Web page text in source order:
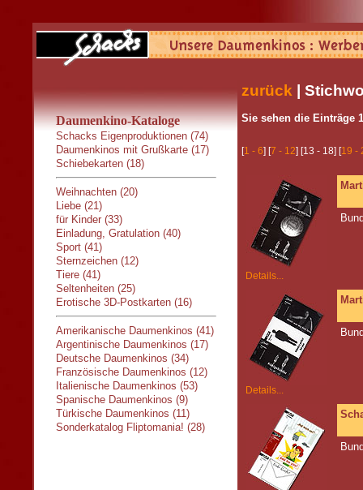
Daumenkino-Kataloge
Schacks Eigenproduktionen (74)
Daumenkinos mit Grußkarte (17)
Schiebekarten (18)
Weihnachten (20)
Liebe (21)
für Kinder (33)
Einladung, Gratulation (40)
Sport (41)
Sternzeichen (12)
Tiere (41)
Seltenheiten (25)
Erotische 3D-Postkarten (16)
Amerikanische Daumenkinos (41)
Argentinische Daumenkinos (17)
Deutsche Daumenkinos (34)
Französische Daumenkinos (12)
Italienische Daumenkinos (53)
Spanische Daumenkinos (9)
Türkische Daumenkinos (11)
Sonderkatalog Fliptomania! (28)
zurück |
Sie sehen die Einträge
[1 - 6] [7 - 12] [13 - 18] [19 -
Details...
Details...